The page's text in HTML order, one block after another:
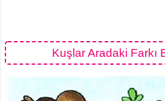
Kuşlar Aradaki Farkı